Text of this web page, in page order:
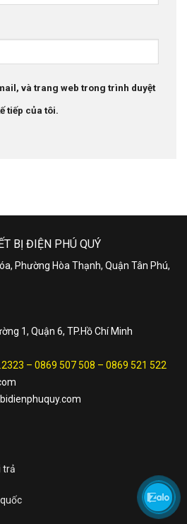
và trang web trong trình duyệt
tiếp của tôi.
BỊ ĐIỆN PHÚ QUÝ
Phường Hòa Thạnh, Quận Tân Phú,
1, Quận 6, TP.Hồ Chí Minh
– 0869 507 508 – 0869 521 522
trả